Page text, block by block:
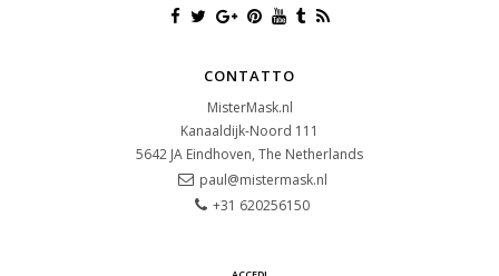
CONTATTO
MisterMask.nl
Kanaaldijk-Noord 111
5642 JA Eindhoven, The Netherlands
paul@mistermask.nl
+31 620256150